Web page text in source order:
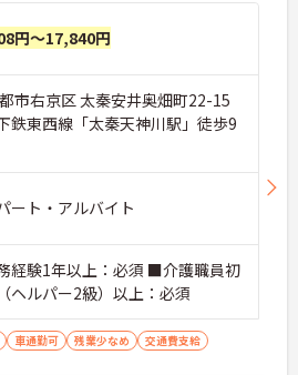
円～17,840円
市右京区 太秦安井奥畑町22-15
鉄東西線「太秦天神川駅」徒歩9
ート・アルバイト
経験1年以上：必須 ■介護職員初
ヘルパー2級）以上：必須
車通勤可 残業少なめ 交通費支給